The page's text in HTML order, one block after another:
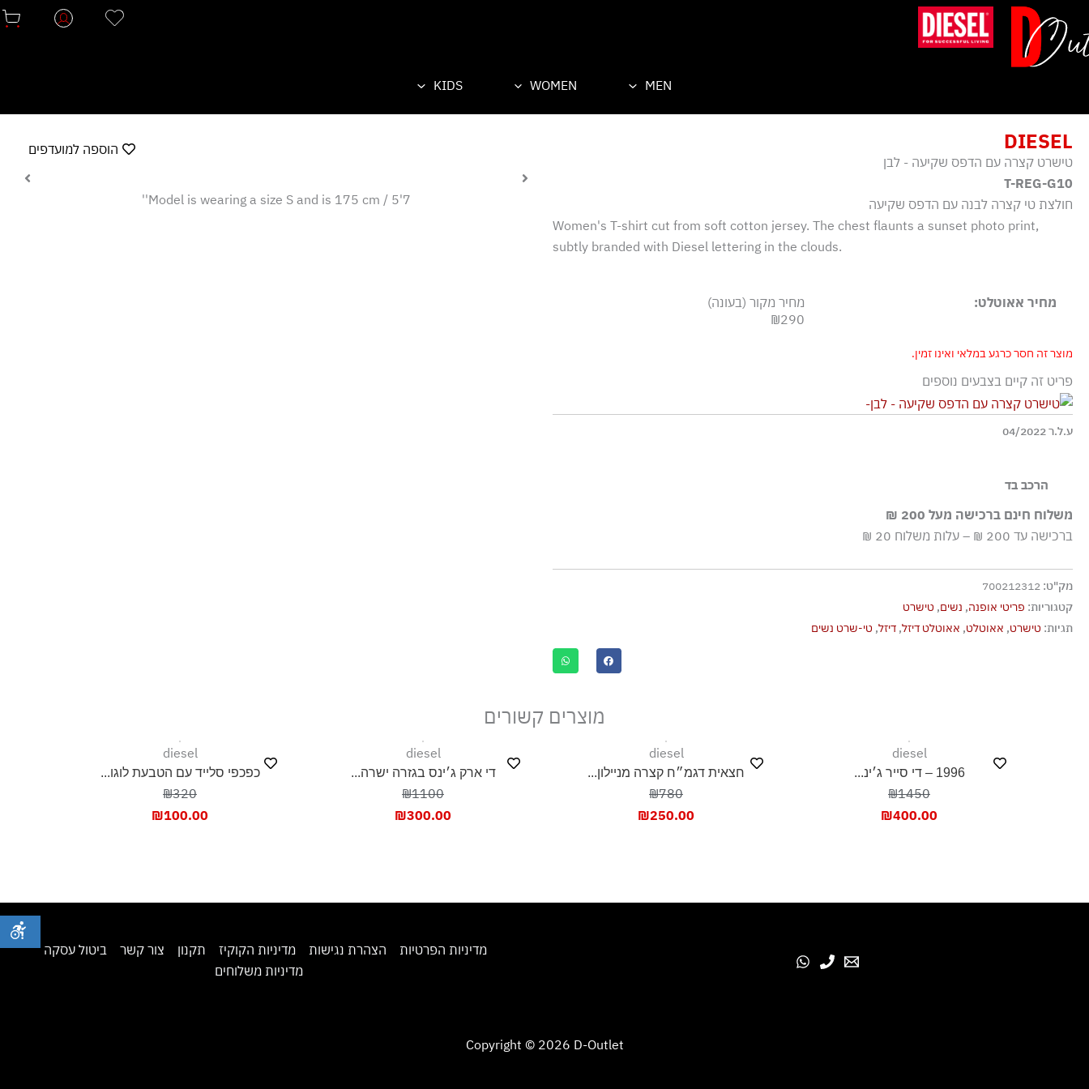
לתוכן
MEN
WOMEN
KIDS
DIESEL
טישרט קצרה עם הדפס שקיעה - לבן
T-REG-G10
חולצת טי קצרה לבנה עם הדפס שקיעה
Women's T-shirt cut from soft cotton jersey. The chest flaunts a sunset photo print,
subtly branded with Diesel lettering in the clouds.
מחיר אאוטלט:
מחיר מקור (בעונה)
₪290
מוצר זה חסר כרגע במלאי ואינו זמין.
פריט זה קיים בצבעים נוספים
ע.ל.ר 04/2022
הרכב בד
100% כותנה
משלוח חינם ברכישה מעל 200 ₪
ברכישה עד 200 ₪ – עלות משלוח 20 ₪
מק"ט: 700212312
קטגוריות: פריטי אופנה, נשים, טישרט
תגיות: טישרט, אאוטלט, אאוטלט דיזל, דיזל, טי-שרט נשים
הוספה למועדפים
Model is wearing a size S and is 175 cm / 5'7''
מוצרים קשורים
diesel
1996 – די סייר ג׳ינ...
₪1450
₪400.00
diesel
חצאית דגמ״ח קצרה מניילון...
₪780
₪250.00
diesel
די ארק ג׳ינס בגזרה ישרה...
₪1100
₪300.00
diesel
כפכפי סלייד עם הטבעת לוגו...
₪320
₪100.00
מדיניות הפרטיות הצהרת נגישות מדיניות הקוקיז תקנון צור קשר
ביטול עסקה
מדיניות משלוחים
Copyright © 2026 D-Outlet